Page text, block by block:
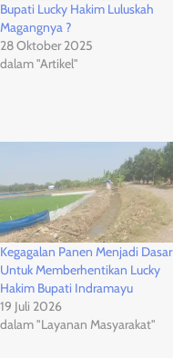
Bupati Lucky Hakim Luluskah
Magangnya ?
28 Oktober 2025
dalam "Artikel"
Kegagalan Panen Menjadi Dasar
Untuk Memberhentikan Lucky
Hakim Bupati Indramayu
19 Juli 2026
dalam "Layanan Masyarakat"